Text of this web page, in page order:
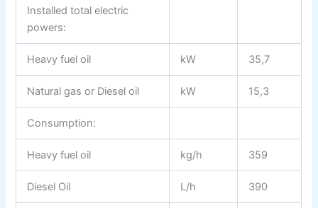
Installed total electric
powers:
Heavy fuel oil kW 35,7
Natural gas or Diesel oil kW 15,3
Consumption:
Heavy fuel oil kg/h 359
Diesel Oil L/h 390